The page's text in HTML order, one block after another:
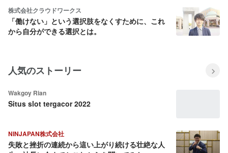
株式会社クラウドワークス
「働けない」という選択肢をなくすために、これ
から自分ができる選択とは。
人気のストーリー
Wakgoy Rian
Situs slot tergacor 2022
NINJAPAN株式会社
失敗と挫折の連続から這い上がり続ける壮絶な人